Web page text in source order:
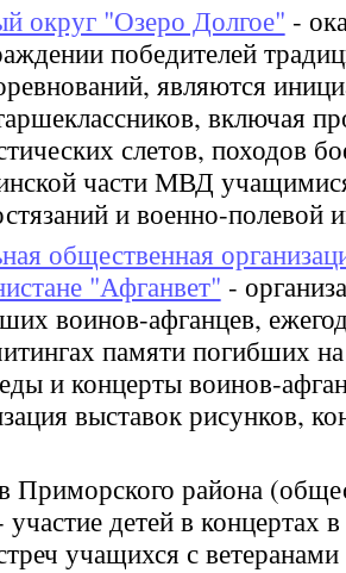
округ "Озеро Долгое" -
победителей
являются
включая
слетов, походов
части МВД
и военно-полевой
общественная
"Афганвет" -
воинов-афганцев,
памяти погибших
и концерты воинов-
выставок рисунков,
Приморского района
детей в концертах
учащихся с